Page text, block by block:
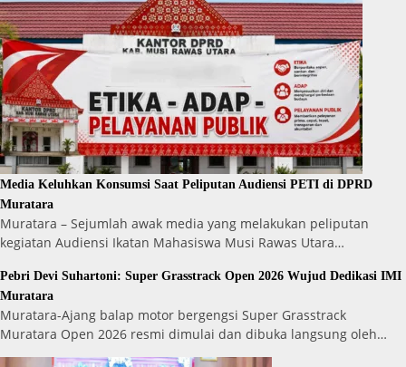
Media Keluhkan Konsumsi Saat Peliputan Audiensi PETI di DPRD
Muratara
Muratara – Sejumlah awak media yang melakukan peliputan
kegiatan Audiensi Ikatan Mahasiswa Musi Rawas Utara…
Pebri Devi Suhartoni: Super Grasstrack Open 2026 Wujud Dedikasi IMI
Muratara
Muratara-Ajang balap motor bergengsi Super Grasstrack
Muratara Open 2026 resmi dimulai dan dibuka langsung oleh…